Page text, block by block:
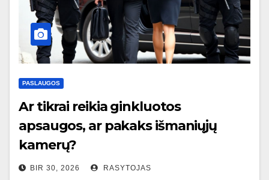
PASLAUGOS
Ar tikrai reikia ginkluotos
apsaugos, ar pakaks išmaniųjų
kamerų?
BIR 30, 2026 RASYTOJAS